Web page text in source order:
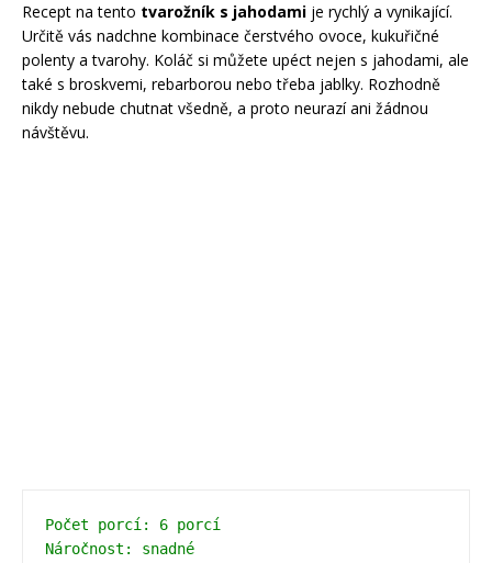
Recept na tento tvarožník s jahodami je rychlý a vynikající.
Určitě vás nadchne kombinace čerstvého ovoce, kukuřičné
polenty a tvarohy. Koláč si můžete upéct nejen s jahodami, ale
také s broskvemi, rebarborou nebo třeba jablky. Rozhodně
nikdy nebude chutnat všedně, a proto neurazí ani žádnou
návštěvu.
Počet porcí: 6 porcí
Náročnost: snadné